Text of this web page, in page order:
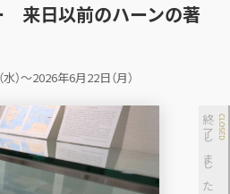
来日以前のハーンの著
）〜2026年6月22日（月）
終了しました